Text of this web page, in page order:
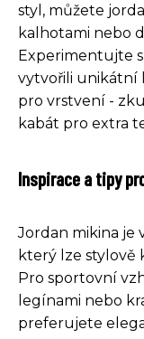
styl, můžete
kalhotami nebo
Experimentujte
vytvořili unikátní
pro vrstvení -
kabát pro extra
Inspirace a tipy
Jordan mikina je
který lze
Pro sportovní
legínami nebo
preferujete